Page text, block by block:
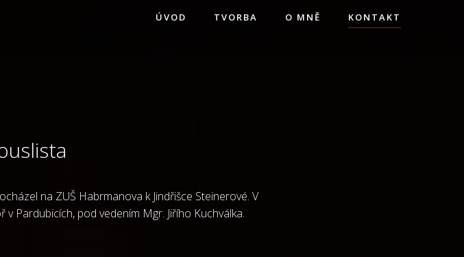
ÚVOD TVORBA O MNĚ KONTAKT
na ZUŠ Habrmanova k Jindřišce Steinerové. V
Pardubicích, pod vedením Mgr. Jiřího Kuchválka.